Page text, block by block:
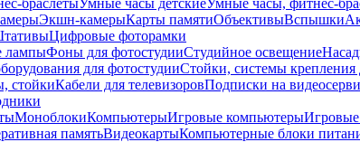
браслетыУмные часы детскиеУмные часы, фитнес-
Экшн-камерыКарты памятиОбъективыВспышки
Цифровые фоторамки
лампыФоны для фотостудииСтудийное освещение
для фотостудииСтойки, системы крепления
стойкиКабели для телевизоровПодписки на
МоноблокиКомпьютерыИгровые компьютерыИгровые
памятьВидеокартыКомпьютерные блоки